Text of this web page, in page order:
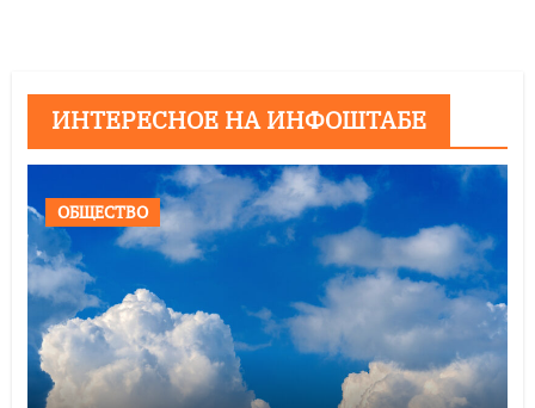
ИНТЕРЕСНОЕ НА ИНФОШТАБЕ
ОБЩЕСТВО